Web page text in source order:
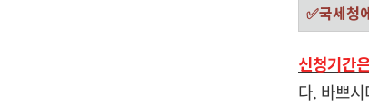
✅국세청
신청기간
다. 바쁘